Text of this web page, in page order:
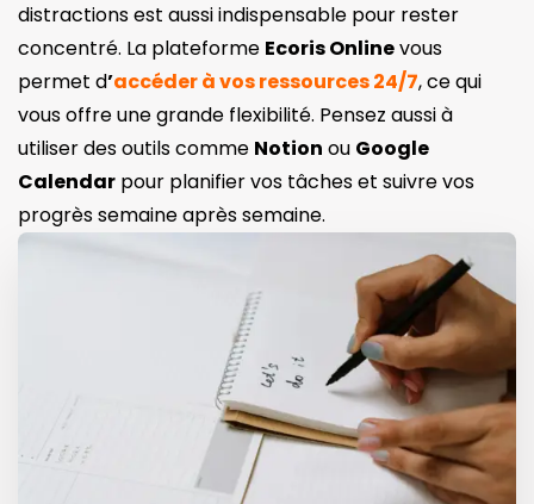
distractions est aussi indispensable pour rester
concentré. La plateforme Ecoris Onlinevous
permet d’accéder à vosressources 24/7, ce qui
vous offre une grande flexibilité. Pensez aussi à
utiliser des outils comme Notion ou Google
Calendar pour planifier vos tâches et suivre vos
progrès semaine après semaine.